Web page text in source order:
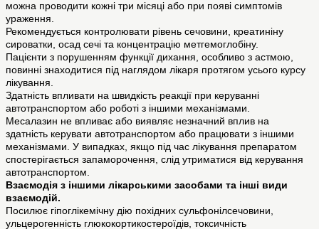
можна проводити кожні три місяці або при появі симптомів
ураження.
Рекомендується контролювати рівень сечовини, креатиніну
сироватки, осад сечі та концентрацію метгемоглобіну.
Пацієнти з порушенням функції дихання, особливо з астмою,
повинні знаходитися під наглядом лікаря протягом усього курсу
лікування.
Здатність впливати на швидкість реакції при керуванні
автотранспортом або роботі з іншими механізмами.
Месалазин не впливає або виявляє незначний вплив на
здатність керувати автотранспортом або працювати з іншими
механізмами. У випадках, якщо під час лікування препаратом
спостерігається запаморочення, слід утриматися від керування
автотранспортом.
Взаємодія з іншими лікарськими засобами та інші види
взаємодій.
Посилює гіпоглікемічну дію похідних сульфонілсечовини,
ульцерогенність глюкокортикостероїдів, токсичність